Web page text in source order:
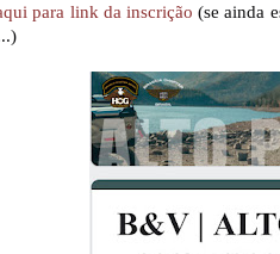
para link da inscrição (se ainda